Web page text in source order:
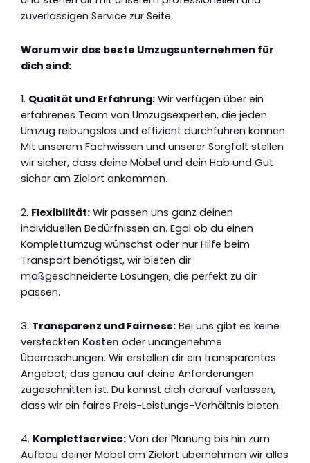
zuverlässigen Service zur Seite.
Warum wir das beste Umzugsunternehmen für
dich sind:
1. Qualität und Erfahrung: Wir verfügen über ein
erfahrenes Team von Umzugsexperten, die jeden
Umzug reibungslos und effizient durchführen können.
Mit unserem Fachwissen und unserer Sorgfalt stellen
wir sicher, dass deine Möbel und dein Hab und Gut
sicher am Zielort ankommen.
2. Flexibilität: Wir passen uns ganz deinen
individuellen Bedürfnissen an. Egal ob du einen
Komplettumzug wünschst oder nur Hilfe beim
Transport benötigst, wir bieten dir
maßgeschneiderte Lösungen, die perfekt zu dir
passen.
3. Transparenz und Fairness: Bei uns gibt es keine
versteckten Kosten oder unangenehme
Überraschungen. Wir erstellen dir ein transparentes
Angebot, das genau auf deine Anforderungen
zugeschnitten ist. Du kannst dich darauf verlassen,
dass wir ein faires Preis-Leistungs-Verhältnis bieten.
4. Komplettservice: Von der Planung bis hin zum
Aufbau deiner Möbel am Zielort übernehmen wir alles